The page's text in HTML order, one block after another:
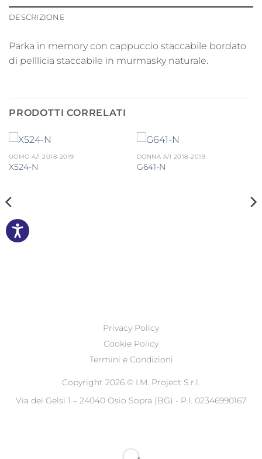
DESCRIZIONE
Parka in memory con cappuccio staccabile bordato
di pelllicia staccabile in murmasky naturale.
PRODOTTI CORRELATI
UOMO A/I 2018-2019
X524-N
DONNA A/I 2018-2019
G641-N
Privacy Policy
Cookie Policy
Termini e Condizioni
Copyright 2026 © I.M. Project S.r.l.
Via dei Gelsi 1 – 24040 Osio Sopra (BG) - P.I. 02346990167